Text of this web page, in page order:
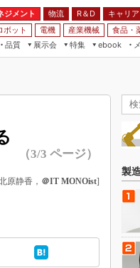
ジメント 物流 R＆D
キャリア
ボット 電機 産業機械 食品・
品質
展示会
特集
ebook
（3/3 ページ）
原静香， ＠IT MONOist]
製